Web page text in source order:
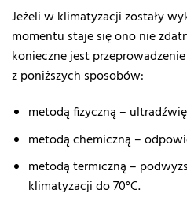
Jeżeli w klimatyzacji zostały
momentu staje się ono nie
konieczne jest
z poniższych sposobów:
metodą fizyczną –
metodą chemiczną –
metodą termiczną –
klimatyzacji do 70°C.